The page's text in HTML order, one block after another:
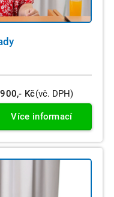
Kč(vč. DPH)
Více informací